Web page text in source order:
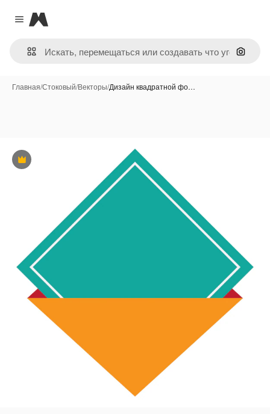
Close menu
Magnific
Поиск
Главная/Стоковый/Векторы/Дизайн квадратной фо…
Премиум